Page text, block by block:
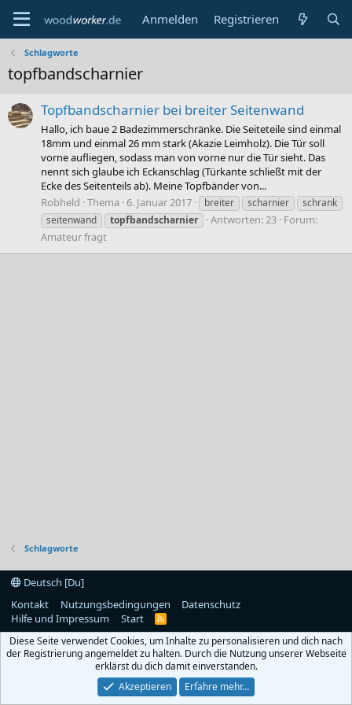
Anmelden Registrieren
Schlagworte
topfbandscharnier
Topfbandscharnier bei breiter Seitenwand
Hallo, ich baue 2 Badezimmerschränke. Die Seiteteile sind einmal
18mm und einmal 26 mm stark (Akazie Leimholz). Die Tür soll
vorne aufliegen, sodass man von vorne nur die Tür sieht. Das
nennt sich glaube ich Eckanschlag (Türkante schließt mit der
Ecke des Seitenteils ab). Meine Topfbänder von...
Robheld Thema 6. Januar 2017 breiter scharnier
schrank
seitenwand
topfbandscharnier Antworten: 23 Forum:
Amateur fragt
Schlagworte
Deutsch [Du]
Kontakt
Nutzungsbedingungen
Datenschutz
Hilfe und Impressum
Start
R
S
Diese Seite verwendet Cookies, um Inhalte zu personalisieren und dich nach
der Registrierung angemeldet zu halten. Durch die Nutzung unserer Webseite
erklärst du dich damit einverstanden.
Akzeptieren
Erfahre mehr…